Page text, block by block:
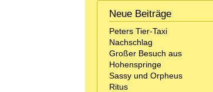
Neue Beiträge
Peters Tier-Taxi
Nachschlag
Großer Besuch aus
Hohenspringe
Sassy und Orpheus
Ritus